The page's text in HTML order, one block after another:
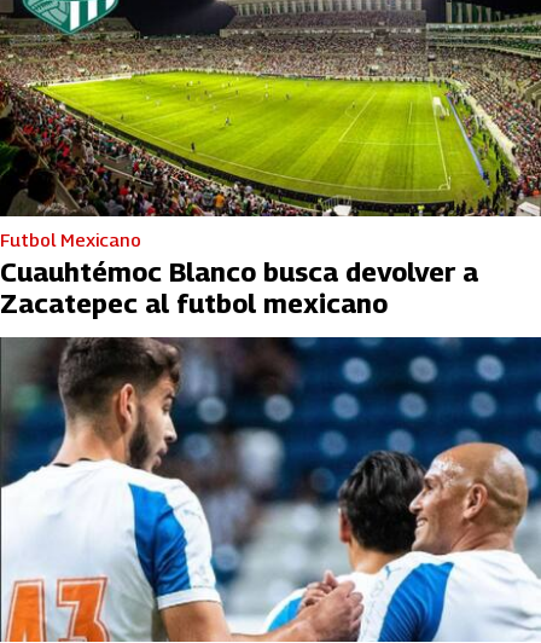
Futbol Mexicano
Cuauhtémoc Blanco busca devolver a
Zacatepec al futbol mexicano